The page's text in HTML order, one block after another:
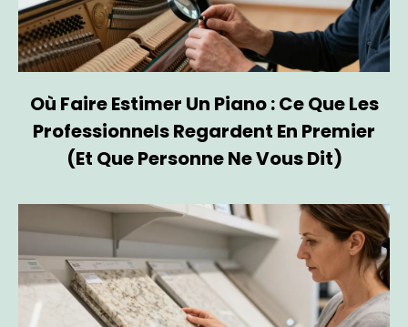
Où Faire Estimer Un Piano : Ce Que Les
Professionnels Regardent En Premier
(et Que Personne Ne Vous Dit)